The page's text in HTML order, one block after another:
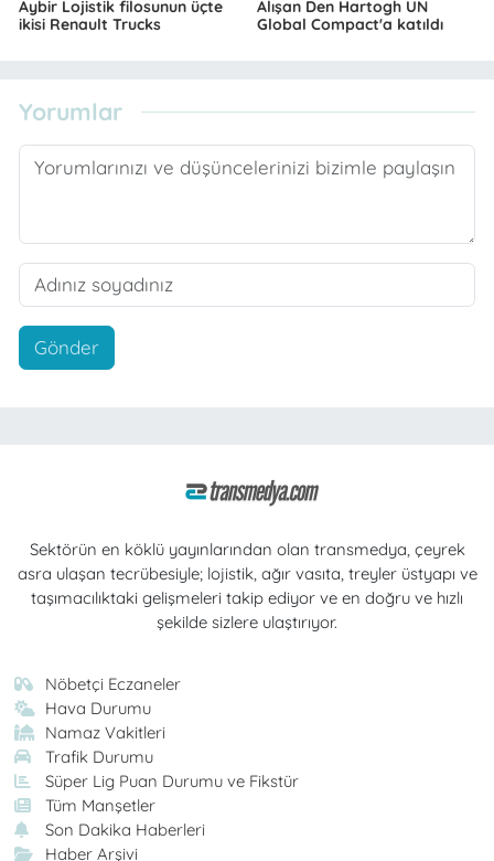
Aybir Lojistik filosunun üçte
ikisi Renault Trucks
Alışan Den Hartogh UN
Global Compact'a katıldı
Yorumlar
Gönder
Sektörün en köklü yayınlarından olan transmedya, çeyrek
asra ulaşan tecrübesiyle; lojistik, ağır vasıta, treyler üstyapı ve
taşımacılıktaki gelişmeleri takip ediyor ve en doğru ve hızlı
şekilde sizlere ulaştırıyor.
Nöbetçi Eczaneler
Hava Durumu
Namaz Vakitleri
Trafik Durumu
Süper Lig Puan Durumu ve Fikstür
Tüm Manşetler
Son Dakika Haberleri
Haber Arşivi